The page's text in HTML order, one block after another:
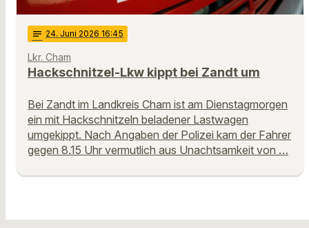
notes 24. Juni 2026 16:45
Lkr. Cham
Hackschnitzel-Lkw kippt bei Zandt um
Bei Zandt im Landkreis Cham ist am Dienstagmorgen
ein mit Hackschnitzeln beladener Lastwagen
umgekippt. Nach Angaben der Polizei kam der Fahrer
gegen 8.15 Uhr vermutlich aus Unachtsamkeit von …